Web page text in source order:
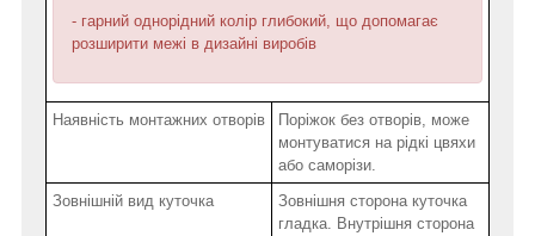
- гарний однорідний колір глибокий, що допомагає
розширити межі в дизайні виробів
Наявність монтажних отворів
Поріжок без отворів, може
монтуватися на рідкі цвяхи
або саморізи.
Зовнішній вид куточка
Зовнішня сторона куточка
гладка. Внутрішня сторона